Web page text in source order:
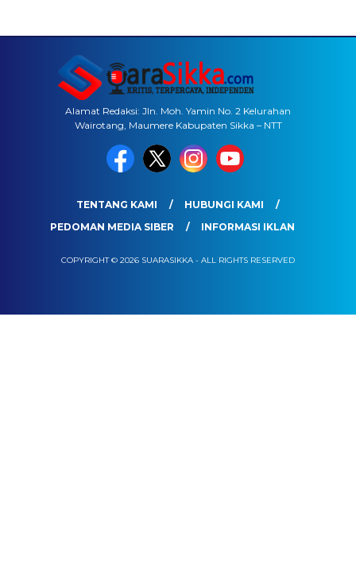
Alamat Redaksi: Jln. Moh. Yamin No. 2 Kelurahan
Wairotang, Maumere Kabupaten Sikka – NTT
TENTANG KAMI
HUBUNGI KAMI
PEDOMAN MEDIA SIBER
INFORMASI IKLAN
COPYRIGHT © 2026 SUARASIKKA - ALL RIGHTS RESERVED